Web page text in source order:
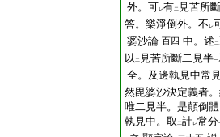
外。可レ有二 見苦所
答。樂淨倒外。不 レ
婆沙論 百四 中。述 二
以 二 見苦所斷二見半一
全。及邊執見中常
然毘婆沙決定義者
唯二見半。是顛倒
執見中。取 二計レ常分